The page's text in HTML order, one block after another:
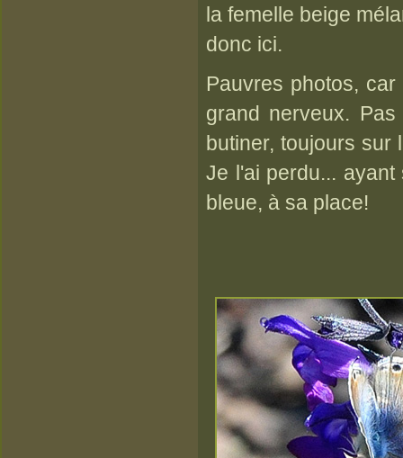
la femelle beige
donc ici.
Pauvres photos,
grand nerveux.
butiner, toujours sur
Je l'ai perdu...
bleue, à sa place!